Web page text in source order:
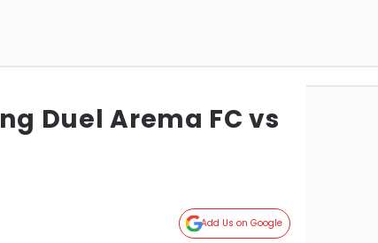
Duel Arema FC vs
Add Us on Google